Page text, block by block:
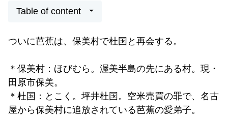
Table of content
ついに芭蕉は、保美村で杜国と再会する。
＊保美村：ほびむら。渥美半島の先にある村。現・
田原市保美。
＊杜国：とこく。坪井杜国。空米売買の罪で、名古
屋から保美村に追放されている芭蕉の愛弟子。